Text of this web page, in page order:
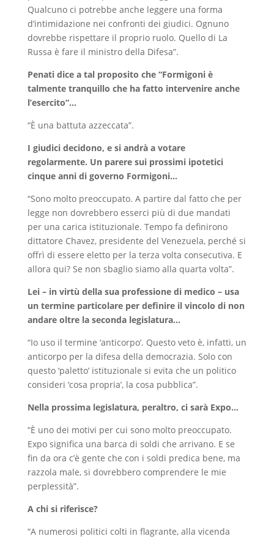
Qualcuno ci potrebbe anche leggere una forma
d’intimidazione nei confronti dei giudici. Ognuno
dovrebbe rispettare il proprio ruolo. Quello di La
Russa è fare il ministro della Difesa”.
Penati dice a tal proposito che “Formigoni è
talmente tranquillo che ha fatto intervenire anche
l’esercito”…
“È una battuta azzeccata”.
I giudici decidono, e si andrà a votare
regolarmente. Un parere sui prossimi ipotetici
cinque anni di governo Formigoni…
“Sono molto preoccupato. A partire dal fatto che per
legge non dovrebbero esserci più di due mandati
per una carica istituzionale. Tempo fa definirono
dittatore Chavez, presidente del Venezuela, perché si
offrì di essere eletto per la terza volta consecutiva. E
allora qui? Se non sbaglio siamo alla quarta volta”.
Lei – in virtù della sua professione di medico – usa
un termine particolare per definire il vincolo di non
andare oltre la seconda legislatura…
“Io uso il termine ‘anticorpo’. Questo veto è, infatti, un
anticorpo per la difesa della democrazia. Solo con
questo ‘paletto’ istituzionale si evita che un politico
consideri ‘cosa propria’, la cosa pubblica”.
Nella prossima legislatura, peraltro, ci sarà Expo…
“È uno dei motivi per cui sono molto preoccupato.
Expo significa una barca di soldi che arrivano. E se
fin da ora c’è gente che con i soldi predica bene, ma
razzola male, si dovrebbero comprendere le mie
perplessità”.
A chi si riferisce?
“A numerosi politici colti in flagrante, alla vicenda